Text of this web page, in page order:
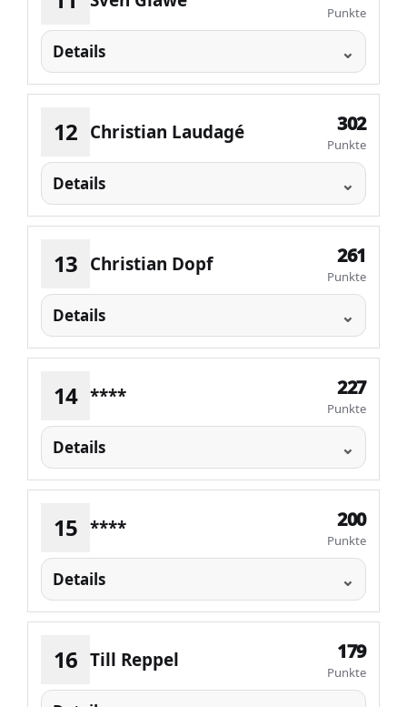
Punkte
Details
12 Christian Laudagé 302
Punkte
Details
13 Christian Dopf 261
Punkte
Details
14 **** 227
Punkte
Details
15 **** 200
Punkte
Details
16 Till Reppel 179
Punkte